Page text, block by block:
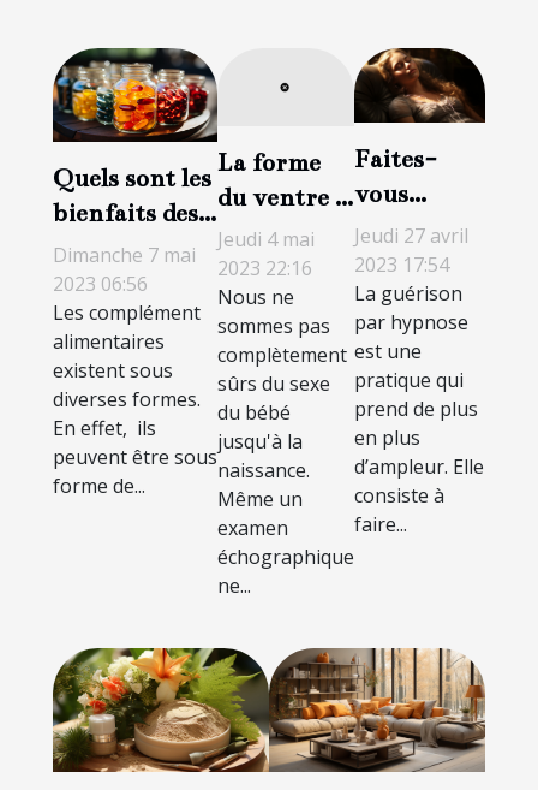
Quels sont les
bienfaits des
compléments
malimentaires
?
Dimanche 7 mai
2023 06:56
Les complément
alimentaires
existent sous
diverses formes.
En effet, ils
peuvent être sous
forme de...
La forme
du ventre :
comment
savoir le
sexe du
bébé ?
Jeudi 4 mai
2023 22:16
Nous ne
sommes pas
complètement
sûrs du sexe
du bébé
jusqu'à la
naissance.
Même un
examen
échographique
ne...
Faites-
vous
guérir par
l’hypnose
Jeudi 27 avril
2023 17:54
La guérison
par hypnose
est une
pratique qui
prend de plus
en plus
d’ampleur. Elle
consiste à
faire...